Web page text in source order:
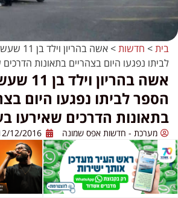
בית> חדשות>
אשה
לביתו נפגעו היום בצהריים בתאונות
אשה
הספר לביתו נפגעו היום
בתאונות הדרכים שאירעו
מערכת - חדשות אפס שמונה 12/2016